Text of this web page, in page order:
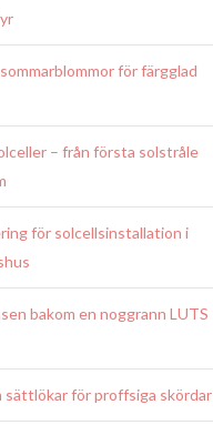
för färgglad
– från första solstråle
för solcellsinstallation i
bakom en noggrann LUTS
sättlökar för proffsiga skördar